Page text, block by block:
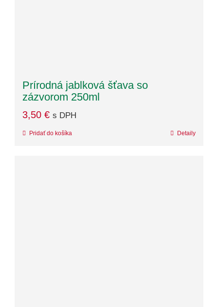
Prírodná jablková šťava so
zázvorom 250ml
3,50 € s DPH
Pridať do košíka Detaily